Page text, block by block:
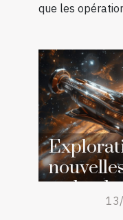
que les